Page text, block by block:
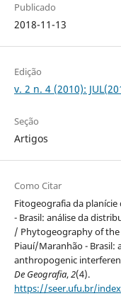
Publicado
2018-11-13
Edição
v. 2 n. 4 (2010):
Seção
Artigos
Como Citar
Fitogeografia da
- Brasil: análise da
/ Phytogeography of the
Piauí/Maranhão - Brasil:
anthropogenic
De Geografia,2(4).
https://seer.ufu.br/